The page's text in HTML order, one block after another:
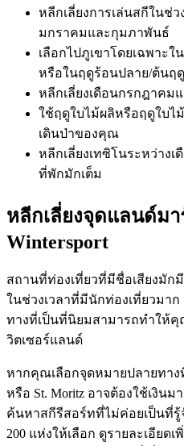
หลีกเลี่ยงการเล่นสกีในช่
มกราคมและกุมภาพันธ์
เลือกไปภูเขาโดยเฉพาะ
หรือในฤดูร้อนปลาย/ต้นฤ
หลีกเลี่ยงเดือนกรกฎาคม
ใช้ฤดูใบไม้ผลิหรือฤดูใบไ
เดินป่าของคุณ
หลีกเลี่ยงเทซิโนระหว่าง
ที่พักมักเต็ม
หลีกเลี่ยงจุดแลนด์ม
Wintersport
สถานที่ท่องเที่ยวที่มีชื่อเสียงมัก
ในช่วงเวลาที่มีนักท่องเที่ยวมา
ทางที่เป็นที่นิยมสามารถทำให้
วิตเซอร์แลนด์
หากคุณเลือกจุดหมายปลายทางที่
หรือ St. Moritz อาจต้องใช้เงิน
ค้นหาสกีรีสอร์ทที่ไม่ค่อยเป็นที่
200 แห่งให้เลือก ดูรายละเอียด